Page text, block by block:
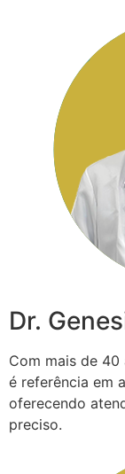
Dr.
Com mais de 40
é referência em
oferecendo
preciso.